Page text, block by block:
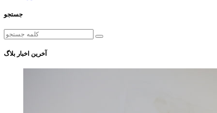
جستجو
آخرین اخبار بلاگ